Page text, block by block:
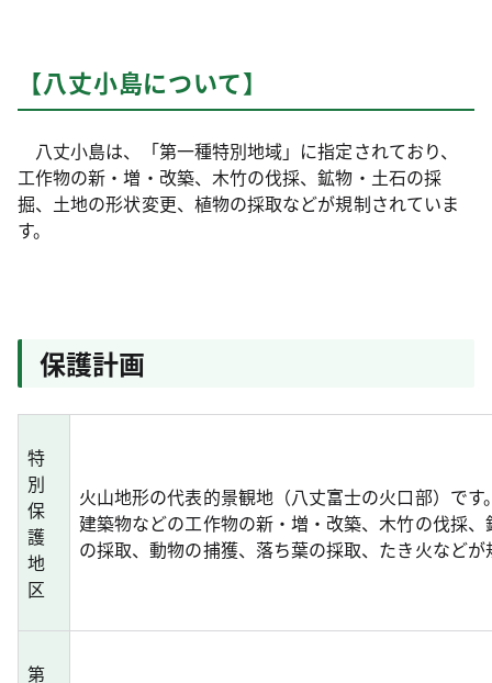
【八丈小島について】
八丈小島は、「第一種特別地域」に指定されており、
工作物の新・増・改築、木竹の伐採、鉱物・土石の採
掘、土地の形状変更、植物の採取などが規制されていま
す。
保護計画
特
別
保
護
地
区
火山地形の代表的景観地（八丈富士の火口部）です
建築物などの工作物の新・増・改築、木竹の伐採
の採取、動物の捕獲、落ち葉の採取、たき火など
第